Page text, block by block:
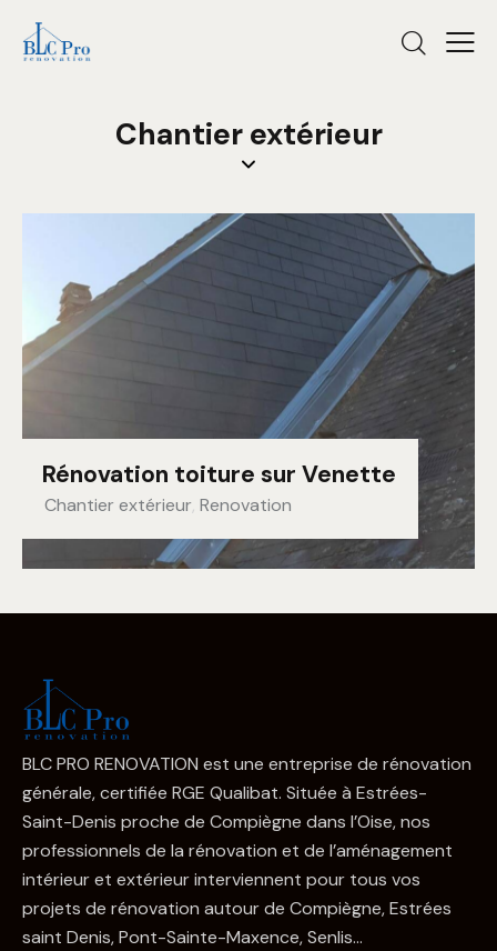
Chantier extérieur
Rénovation toiture sur Venette
Chantier extérieur, Renovation
BLC PRO RENOVATION est une entreprise de rénovation
générale, certifiée RGE Qualibat. Située à Estrées-
Saint-Denis proche de Compiègne dans l’Oise, nos
professionnels de la rénovation et de l’aménagement
intérieur et extérieur interviennent pour tous vos
projets de rénovation autour de Compiègne, Estrées
saint Denis, Pont-Sainte-Maxence, Senlis…